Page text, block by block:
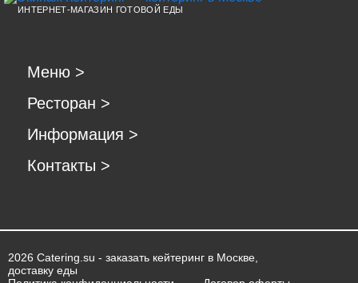
ИНТЕРНЕТ-МАГАЗИН ГОТОВОЙ ЕДЫ
Меню >
Ресторан >
Информация >
Контакты >
2026 Catering.su - заказать кейтеринг в Москве,
доставку еды